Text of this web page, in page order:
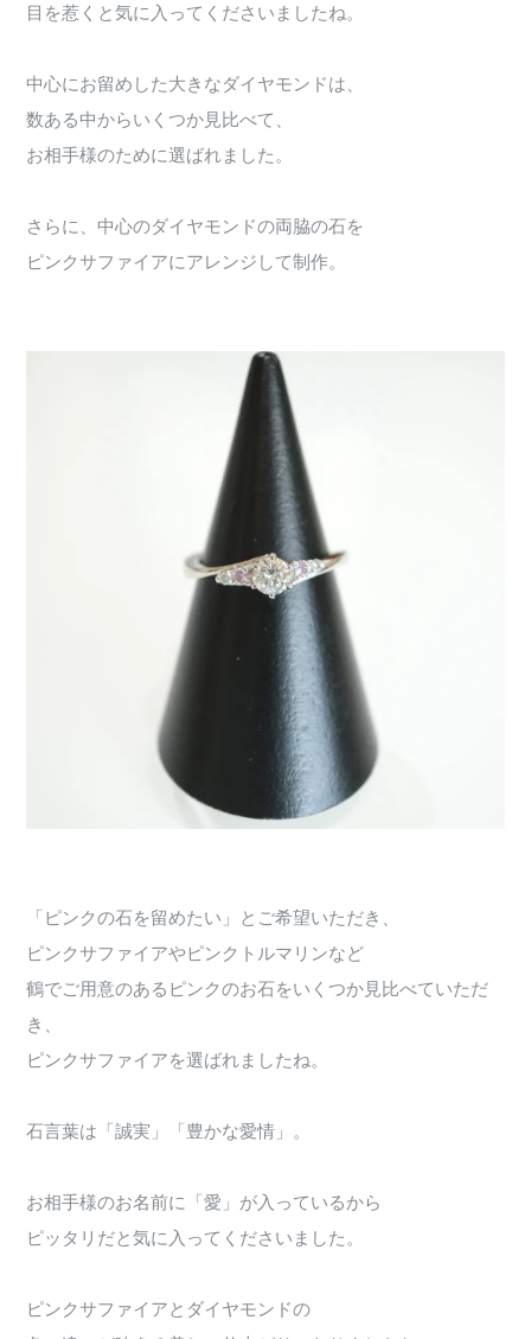
目を惹くと気に入ってくださいましたね。
中心にお留めした大きなダイヤモンドは、
数ある中からいくつか見比べて、
お相手様のために選ばれました。
さらに、中心のダイヤモンドの両脇の石を
ピンクサファイアにアレンジして制作。
「ピンクの石を留めたい」とご希望いただき、
ピンクサファイアやピンクトルマリンなど
鶴でご用意のあるピンクのお石をいくつか見比べていただ
き、
ピンクサファイアを選ばれましたね。
石言葉は「誠実」「豊かな愛情」。
お相手様のお名前に「愛」が入っているから
ピッタリだと気に入ってくださいました。
ピンクサファイアとダイヤモンドの